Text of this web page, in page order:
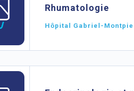
Rhumatologie
Hôpital Gabriel-